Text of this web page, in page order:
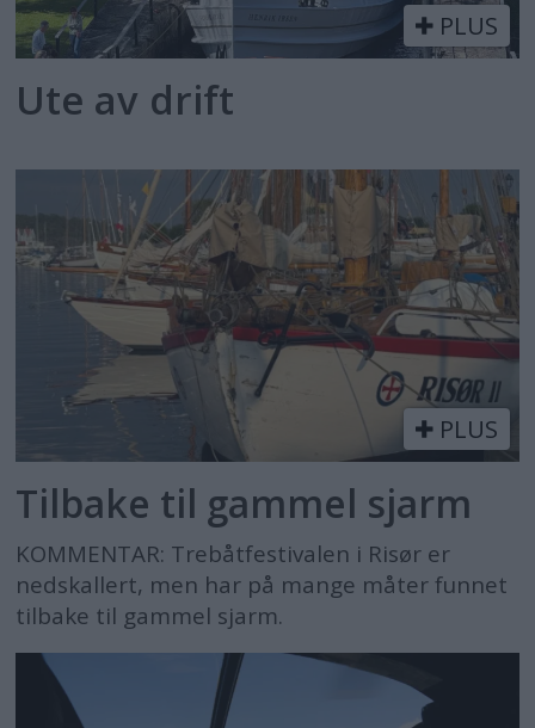
PLUS
Ute av drift
PLUS
Tilbake til gammel sjarm
KOMMENTAR: Trebåtfestivalen i Risør er
nedskallert, men har på mange måter funnet
tilbake til gammel sjarm.